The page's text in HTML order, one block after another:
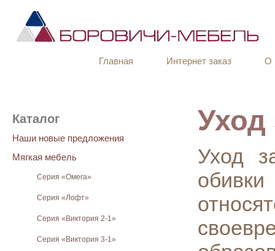
Главная Интернет заказ О
Каталог
Наши новые предложения
Мягкая мебель
Серия «Омега»
Серия «Лофт»
Серия «Виктория 2-1»
Серия «Виктория 3-1»
Уход
Уход